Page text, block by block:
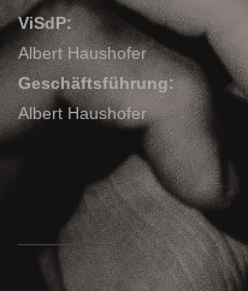
ViSdP:
Albert Haushofer
Geschäftsführung:
Albert Haushofer